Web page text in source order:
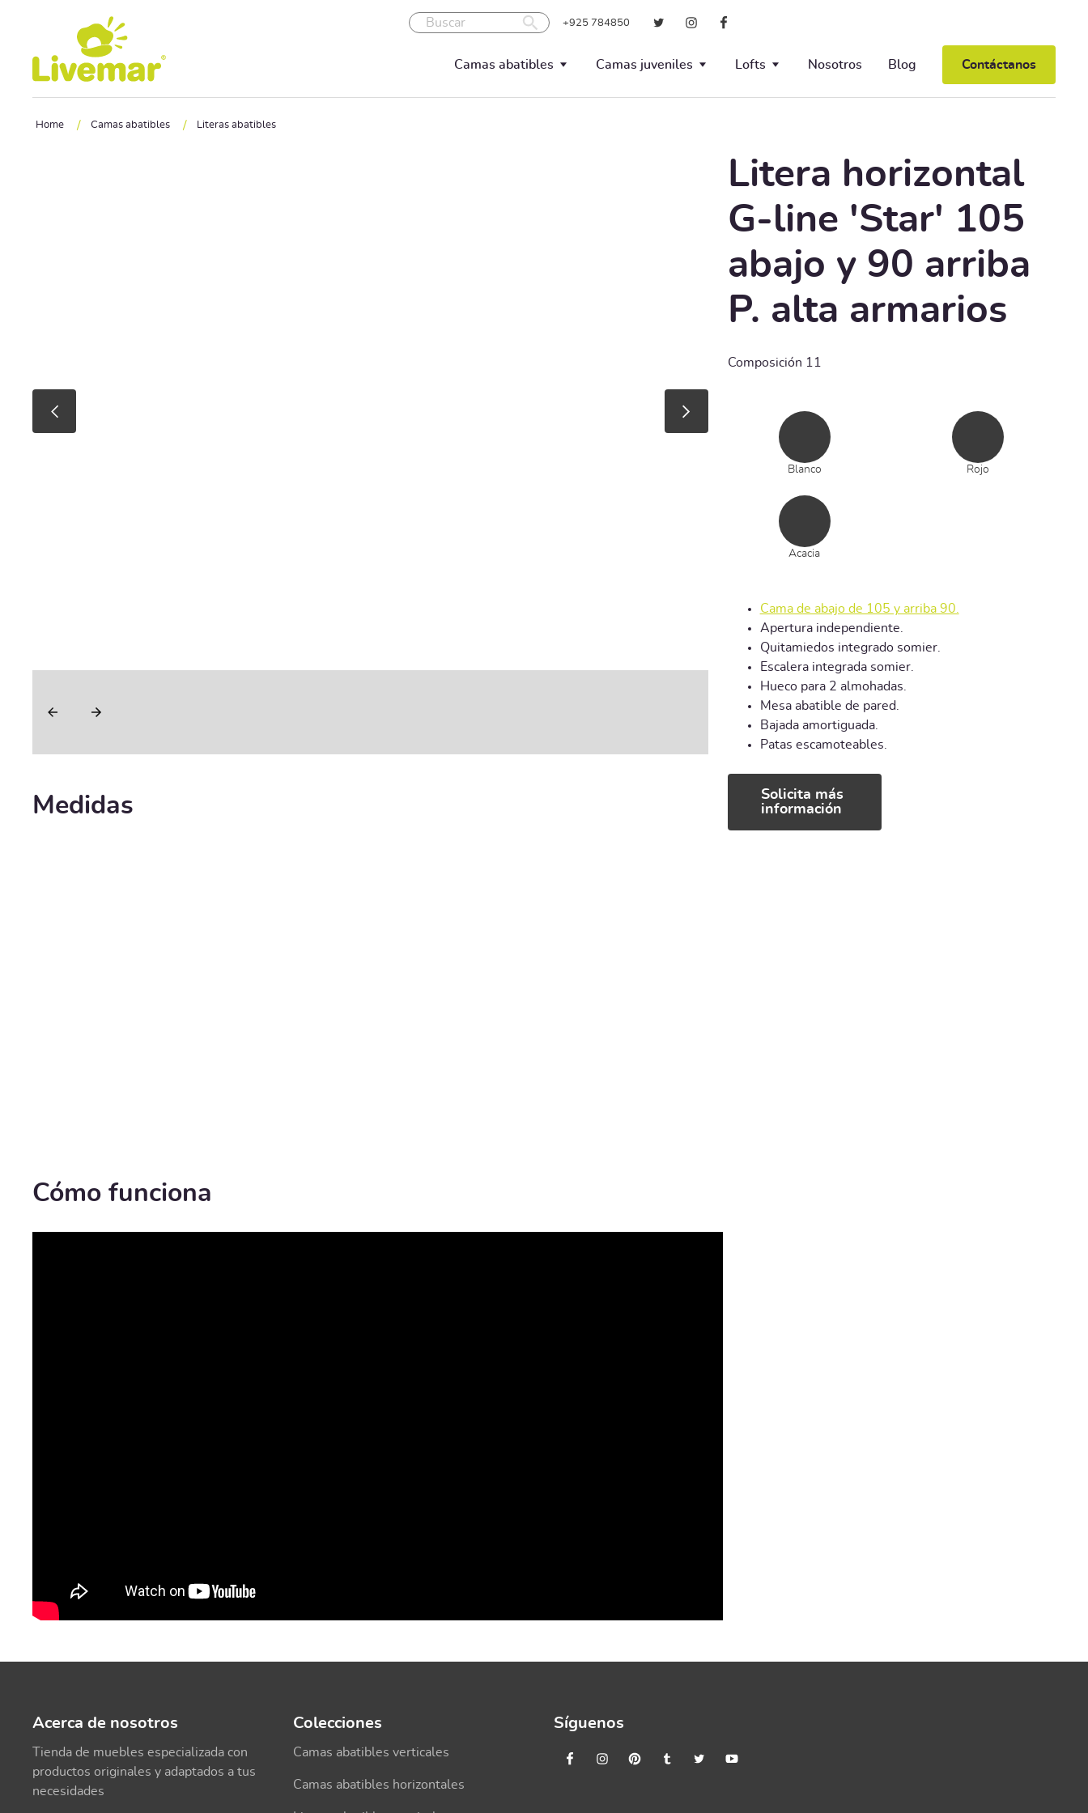
Ir a contenido principal
Buscar +925 784850
Camas abatibles Camas juveniles Lofts Nosotros Blog Contáctanos
Home / Camas abatibles / Literas abatibles
Medidas
Cómo funciona
Litera horizontal
G-line 'Star' 105
abajo y 90 arriba
P. alta armarios
Composición 11
Blanco
Acacia
Rojo
Cama de abajo de 105 y arriba 90.
Apertura independiente.
Quitamiedos integrado somier.
Escalera integrada somier.
Hueco para 2 almohadas.
Mesa abatible de pared.
Bajada amortiguada.
Patas escamoteables.
Solicita más
información
Acerca de nosotros
Tienda de muebles especializada con
productos originales y adaptados a tus
necesidades
Colecciones
Camas abatibles verticales
Camas abatibles horizontales
Síguenos